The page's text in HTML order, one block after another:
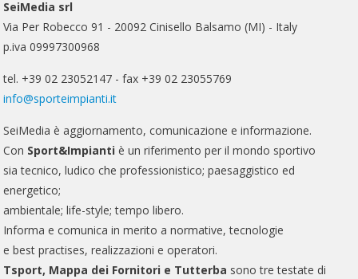
SeiMedia srl
Via Per Robecco 91 - 20092 Cinisello Balsamo (MI) - Italy
p.iva 09997300968
tel. +39 02 23052147 - fax +39 02 23055769
info@sporteimpianti.it
SeiMedia è aggiornamento, comunicazione e informazione.
Con Sport&Impianti è un riferimento per il mondo sportivo
sia tecnico, ludico che professionistico; paesaggistico ed
energetico;
ambientale; life-style; tempo libero.
Informa e comunica in merito a normative, tecnologie
e best practises, realizzazioni e operatori.
Tsport, Mappa dei Fornitori e Tutterba sono tre testate di